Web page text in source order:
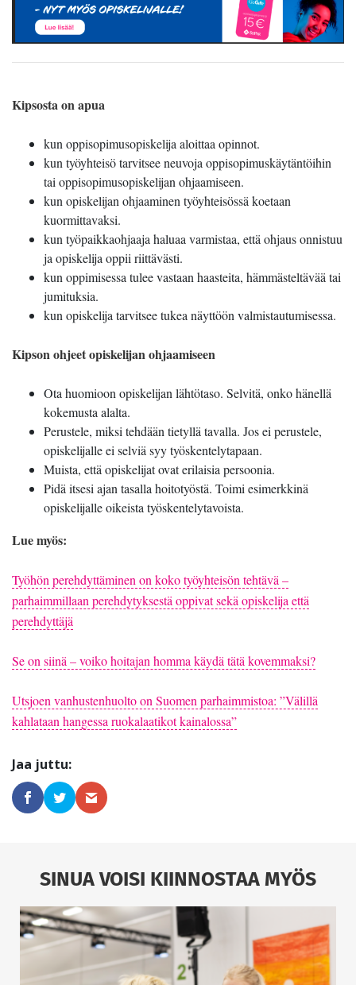
Kipsosta on apua
kun oppisopimusopiskelija aloittaa opinnot.
kun työyhteisö tarvitsee neuvoja oppisopimuskäytäntöihin
tai oppisopimusopiskelijan ohjaamiseen.
kun opiskelijan ohjaaminen työyhteisössä koetaan
kuormittavaksi.
kun työpaikkaohjaaja haluaa varmistaa, että ohjaus onnistuu
ja opiskelija oppii riittävästi.
kun oppimisessa tulee vastaan haasteita, hämmästeltävää tai
jumituksia.
kun opiskelija tarvitsee tukea näyttöön valmistautumisessa.
Kipson ohjeet opiskelijan ohjaamiseen
Ota huomioon opiskelijan lähtötaso. Selvitä, onko hänellä
kokemusta alalta.
Perustele, miksi tehdään tietyllä tavalla. Jos ei perustele,
opiskelijalle ei selviä syy työskentelytapaan.
Muista, että opiskelijat ovat erilaisia persoonia.
Pidä itsesi ajan tasalla hoitotyöstä. Toimi esimerkkinä
opiskelijalle oikeista työskentelytavoista.
Lue myös:
Työhön perehdyttäminen on koko työyhteisön tehtävä –
parhaimmillaan perehdytyksestä oppivat sekä opiskelija että
perehdyttäjä
Se on siinä – voiko hoitajan homma käydä tätä kovemmaksi?
Utsjoen vanhustenhuolto on Suomen parhaimmistoa: ”Välillä
kahlataan hangessa ruokalaatikot kainalossa”
SINUA VOISI KIINNOSTAA MYÖS